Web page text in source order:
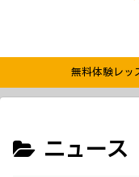
無料体験レッ
ニュース